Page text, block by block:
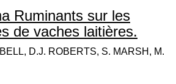
Ruminants sur les
de vaches laitières.
D.J. ROBERTS, S. MARSH, M.